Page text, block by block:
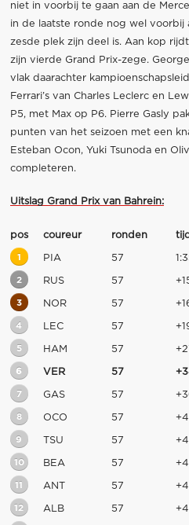
niet in voorbij te gaan aan de
in de laatste ronde nog wel voorbij
zesde plek zijn deel is. Aan kop
zijn vierde Grand Prix-zege.
vlak daarachter
Ferrari’s van Charles Leclerc en
P5, met Max op P6. Pierre Gasly
punten van het seizoen met een
Esteban Ocon, Yuki Tsunoda en
completeren.
Uitslag Grand Prix van Bahrein:
pos coureur ronden tijd
1 PIA 57
2 RUS 57
3 NOR 57
4 LEC 57
5 HAM 57
6 VER 57
7 GAS 57
8 OCO 57
9 TSU 57
10 BEA 57
11 ANT 57
12 ALB 57